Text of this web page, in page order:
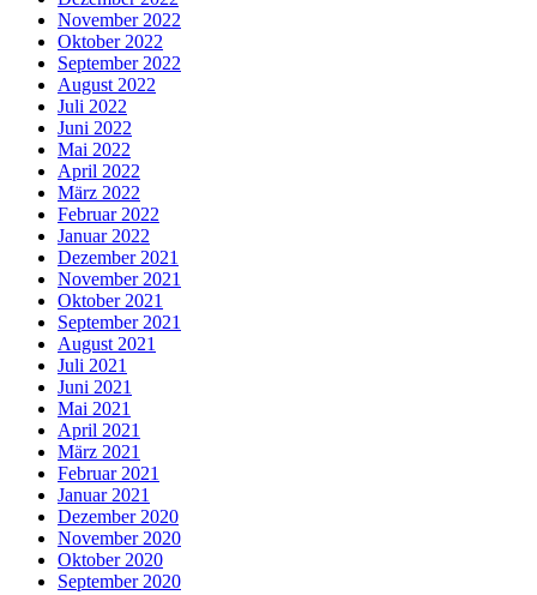
November 2022
Oktober 2022
September 2022
August 2022
Juli 2022
Juni 2022
Mai 2022
April 2022
März 2022
Februar 2022
Januar 2022
Dezember 2021
November 2021
Oktober 2021
September 2021
August 2021
Juli 2021
Juni 2021
Mai 2021
April 2021
März 2021
Februar 2021
Januar 2021
Dezember 2020
November 2020
Oktober 2020
September 2020